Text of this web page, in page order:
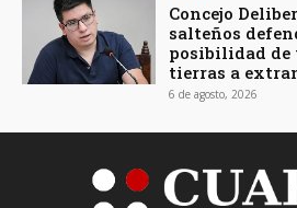
Concejo
salteños
posibilidad
tierras a
6 de agosto, 2026